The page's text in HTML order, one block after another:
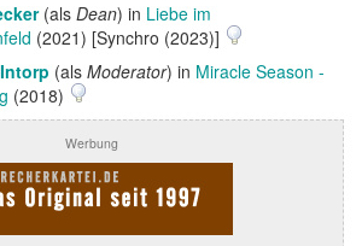
(als Dean) in Liebe im
(2021) [Synchro (2023)]
(als Moderator) in Miracle Season -
(2018)
Werbung